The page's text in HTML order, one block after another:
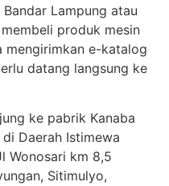
Lampung atau
produk mesin
mengirimkan e-katalog
datang langsung ke
ke pabrik Kanaba
Daerah Istimewa
Wonosari km 8,5
Sitimulyo,